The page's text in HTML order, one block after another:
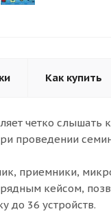
Как купить
четко
проведении
приемники,
кейсом,
до 36 устройств.